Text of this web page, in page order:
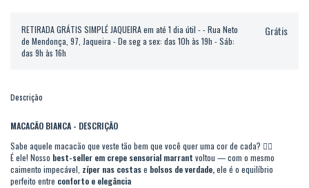
RETIRADA GRÁTIS SIMPLÉ JAQUEIRA em até 1 dia útil - - Rua Neto
de Mendonça, 97, Jaqueira - De seg a sex: das 10h às 19h - Sáb:
das 9h às 16h
Grátis
Descrição
MACACÃO BIANCA - DESCRIÇÃO
Sabe aquele macacão que veste tão bem que você quer uma cor de cada? 💁‍♀️
É ele! Nosso best-seller em crepe sensorial marrantvoltou — com o mesmo
caimento impecável, zíper nas costase bolsos de verdade,ele é o equilíbrio
perfeito entre conforto e elegância